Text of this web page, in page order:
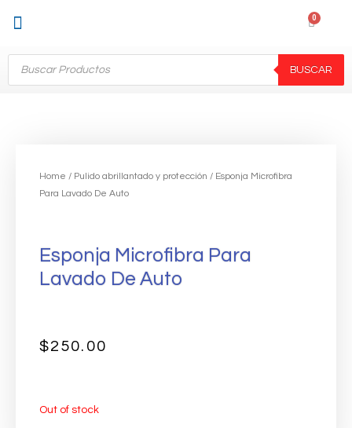
BUSCAR
Home / Pulido abrillantado y protección / Esponja Microfibra
Para Lavado De Auto
Esponja Microfibra Para
Lavado De Auto
$250.00
Out of stock